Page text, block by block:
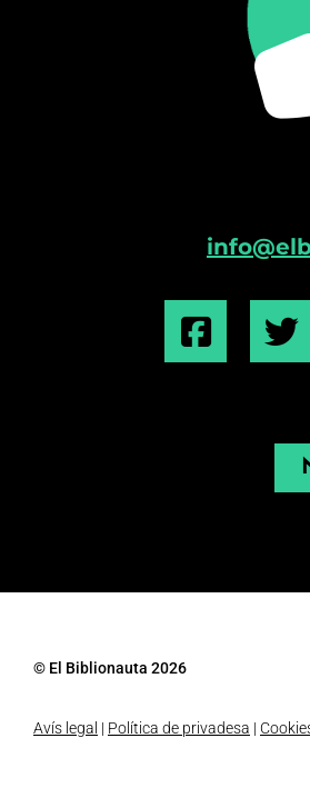
© El Biblionauta 2026
Avís legal | Política de privadesa |